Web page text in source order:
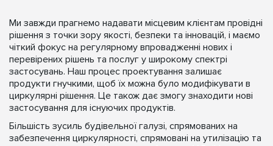
Ми завжди прагнемо надавати місцевим клієнтам провідні
рішення з точки зору якості, безпеки та інновацій, і маємо
чіткий фокус на регулярному впровадженні нових і
перевірених рішень та послуг у широкому спектрі
застосувань. Наш процес проектування залишає
продукти гнучкими, щоб їх можна було модифікувати в
циркулярні рішення. Це також дає змогу знаходити нові
застосування для існуючих продуктів.
Більшість зусиль будівельної галузі, спрямованих на
забезпечення циркулярності, спрямовані на утилізацію та